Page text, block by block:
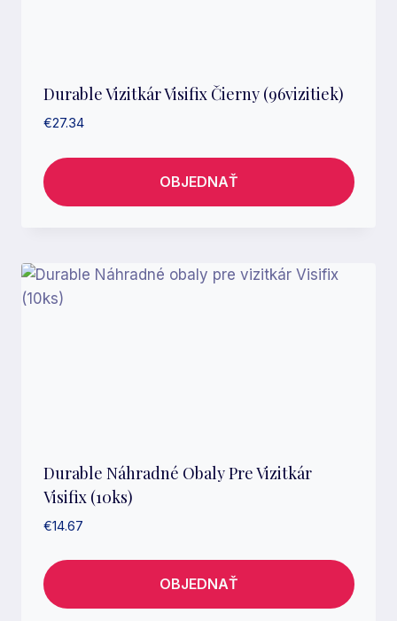
Durable Vizitkár Visifix Čierny (96vizitiek)
€27.34
OBJEDNAŤ
Durable Náhradné Obaly Pre Vizitkár
Visifix (10ks)
€14.67
OBJEDNAŤ